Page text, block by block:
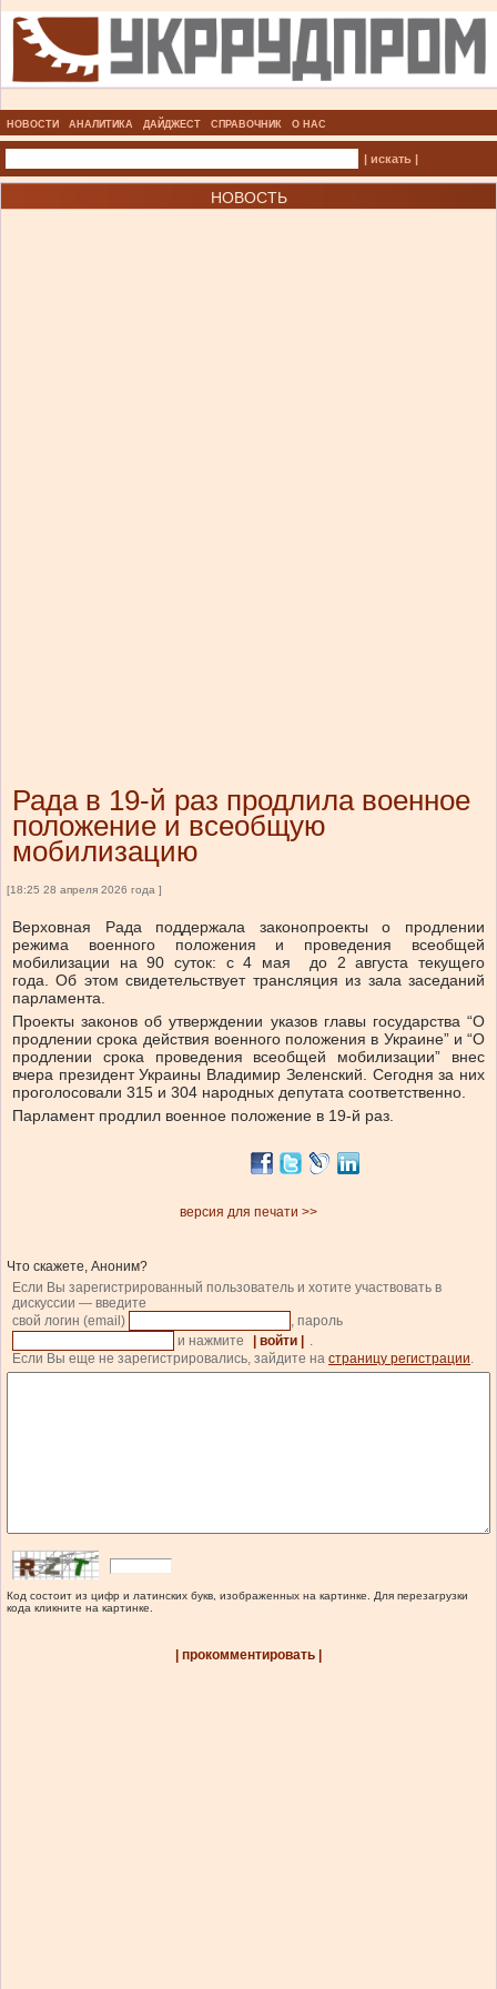
НОВОСТИ АНАЛИТИКА ДАЙДЖЕСТ СПРАВОЧНИК О НАС
| искать |
НОВОСТЬ
Рада в 19-й раз продлила военное
положение и всеобщую
мобилизацию
[18:25 28 апреля 2026 года ]
Верховная Рада поддержала законопроекты о продлении
режима военного положения и проведения всеобщей
мобилизации на 90 суток: с 4 мая до 2 августа текущего
года. Об этом свидетельствует трансляция из зала заседаний
парламента.
Проекты законов об утверждении указов главы государства “О
продлении срока действия военного положения в Украине” и “О
продлении срока проведения всеобщей мобилизации” внес
вчера президент Украины Владимир Зеленский. Сегодня за них
проголосовали 315 и 304 народных депутата соответственно.
Парламент продлил военное положение в 19-й раз.
версия для печати >>
Что скажете, Аноним?
Если Вы зарегистрированный пользователь и хотите участвовать в
дискуссии — введите
свой логин (email)
, пароль
и нажмите
| войти |
.
Если Вы еще не зарегистрировались, зайдите на страницу регистрации.
Код состоит из цифр и латинских букв, изображенных на картинке. Для перезагрузки
кода кликните на картинке.
| прокомментировать |